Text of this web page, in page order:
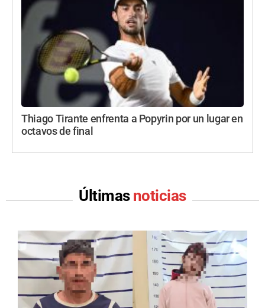
Thiago Tirante enfrenta a Popyrin por un lugar en
octavos de final
Últimas noticias